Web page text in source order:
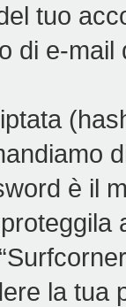
tuo
di e-mail
è il
la tua